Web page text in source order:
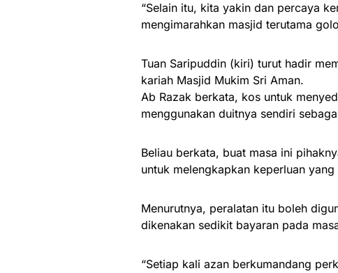
“Selain itu, kita yakin dan percaya
mengimarahkan masjid terutama
Tuan Saripuddin (kiri) turut hadir
kariah Masjid Mukim Sri Aman.
Ab Razak berkata, kos untuk
menggunakan duitnya sendiri
Beliau berkata, buat masa ini
untuk melengkapkan keperluan
Menurutnya, peralatan itu boleh
dikenakan sedikit bayaran pada
“Setiap kali azan berkumandang